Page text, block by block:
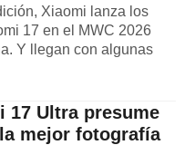
Xiaomi lanza los
17 en el MWC 2026
Y llegan con algunas
17 Ultra presume
mejor fotografía